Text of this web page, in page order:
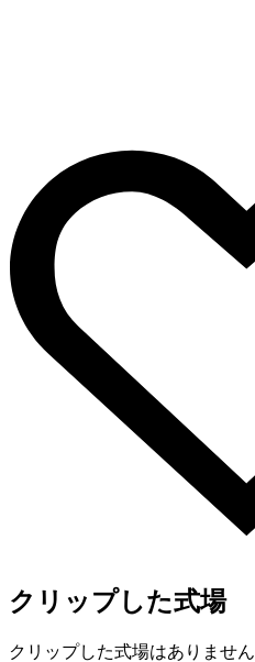
クリップした式場
クリップした式場はありません